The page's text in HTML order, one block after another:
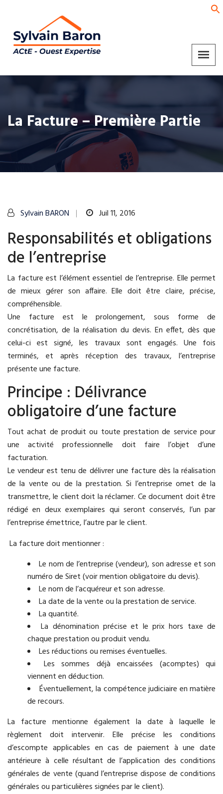
La Facture – Première Partie
Sylvain BARON Juil 11, 2016
Responsabilités et obligations
de l’entreprise
La facture est l’élément essentiel de l’entreprise. Elle permet
de mieux gérer son affaire. Elle doit être claire, précise,
compréhensible.
Une facture est le prolongement, sous forme de
concrétisation, de la réalisation du devis. En effet, dès que
celui-ci est signé, les travaux sont engagés. Une fois
terminés, et après réception des travaux, l’entreprise
présente une facture.
Principe : Délivrance
obligatoire d’une facture
Tout achat de produit ou toute prestation de service pour
une activité professionnelle doit faire l’objet d’une
facturation.
Le vendeur est tenu de délivrer une facture dès la réalisation
de la vente ou de la prestation. Si l’entreprise omet de la
transmettre, le client doit la réclamer. Ce document doit être
rédigé en deux exemplaires qui seront conservés, l’un par
l’entreprise émettrice, l’autre par le client.
La facture doit mentionner :
Le nom de l’entreprise (vendeur), son adresse et son
numéro de Siret (voir mention obligatoire du devis).
Le nom de l’acquéreur et son adresse.
La date de la vente ou la prestation de service.
La quantité.
La dénomination précise et le prix hors taxe de
chaque prestation ou produit vendu.
Les réductions ou remises éventuelles.
Les sommes déjà encaissées (acomptes) qui
viennent en déduction.
Éventuellement, la compétence judiciaire en matière
de recours.
La facture mentionne également la date à laquelle le
règlement doit intervenir. Elle précise les conditions
d’escompte applicables en cas de paiement à une date
antérieure à celle résultant de l’application des conditions
générales de vente (quand l’entreprise dispose de conditions
générales ou particulières signées par le client).